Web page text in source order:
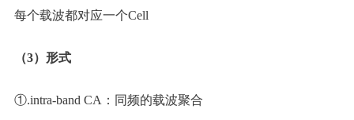
每个载波都对应一个Cell
（3）形式
①.intra-band CA：同频的载波聚合